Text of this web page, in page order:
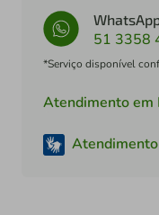
51 3358
*Serviço disponível
Atendimento em